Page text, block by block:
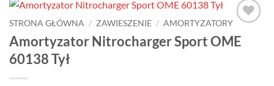
Dodaj do
obserwowanych
STRONA GŁÓWNA / ZAWIESZENIE / AMORTYZATORY
Amortyzator Nitrocharger Sport OME
60138 Tył